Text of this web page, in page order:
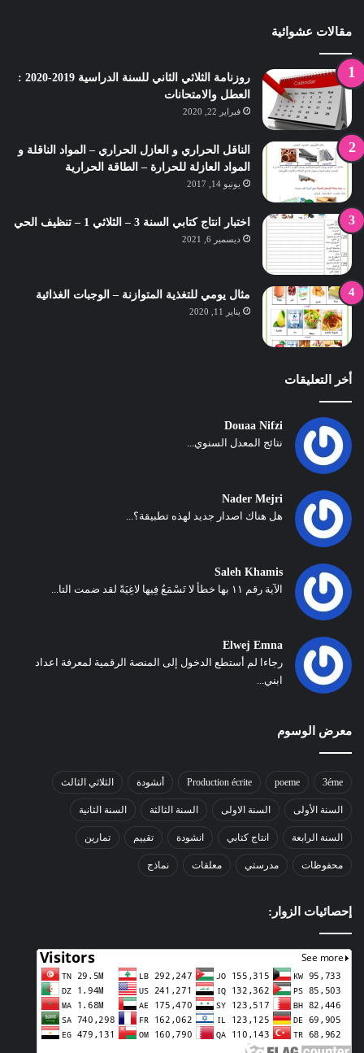
مقالات عشوائية
روزنامة الثلاثي الثاني للسنة الدراسية 2019-2020 :
العطل والامتحانات
فبراير 22, 2020
الناقل الحراري و العازل الحراري – المواد الناقلة و
المواد العازلة للحرارة – الطاقة الحرارية
يونيو 14, 2017
اختبار انتاج كتابي السنة 3 – الثلاثي 1 – تنظيف الحي
ديسمبر 6, 2021
مثال يومي للتغذية المتوازنة – الوجبات الغذائية
يناير 11, 2020
أخر التعليقات
Douaa Nifzi
نتائج المعدل السنوي...
Nader Mejri
هل هناك اصدار جديد لهذه تطبيقة؟...
Saleh Khamis
الآية رقم ١١ بها خطأ لا تَسْمَعُ فِيها لاغِيَةً لقد ضمت التا...
Elwej Emna
رجاءا لم أستطع الدخول إلى المنصة الرقمية لمعرفة اعداد
ابني...
معرض الوسوم
3éme
poeme
Production écrite أنشودة الثلاثي الثالث
السنة الأولى السنة الاولى السنة الثالثة السنة الثانية
السنة الرابعة انتاج كتابي انشودة تقييم تمارين
محفوظات مدرستي معلقات نماذج
إحصائيات الزوار: